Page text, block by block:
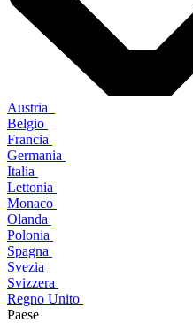
Austria
Belgio
Francia
Germania
Italia
Lettonia
Monaco
Olanda
Polonia
Spagna
Svezia
Svizzera
Regno Unito
Paese